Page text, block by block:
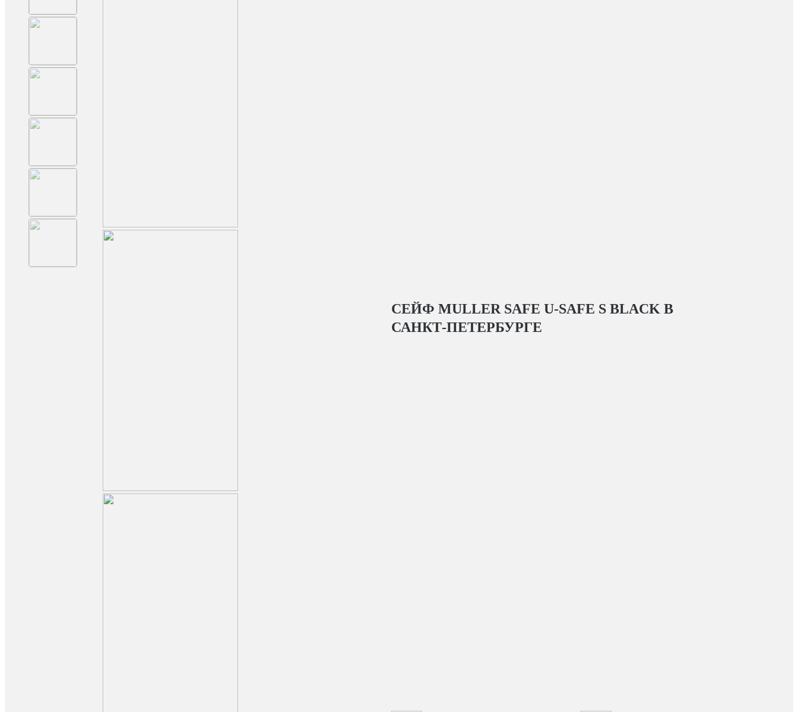
СЕЙФ MULLER SAFE U-SAFE S BLACK В
САНКТ-ПЕТЕРБУРГЕ